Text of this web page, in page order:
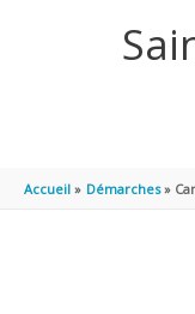
Accueil Démarches